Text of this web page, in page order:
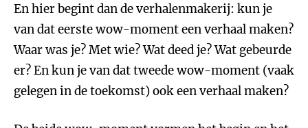
En hier begint dan de verhalenmakerij: kun je
van dat eerste wow-moment een verhaal maken?
Waar was je? Met wie? Wat deed je? Wat gebeurde
er? En kun je van dat tweede wow-moment (vaak
gelegen in de toekomst) ook een verhaal maken?